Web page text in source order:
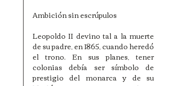
Ambición sin escrúpulos
Leopoldo II devino tal a la muerte
de su padre, en 1865, cuando heredó
el trono. En sus planes, tener
colonias debía ser símbolo de
prestigio del monarca y de su